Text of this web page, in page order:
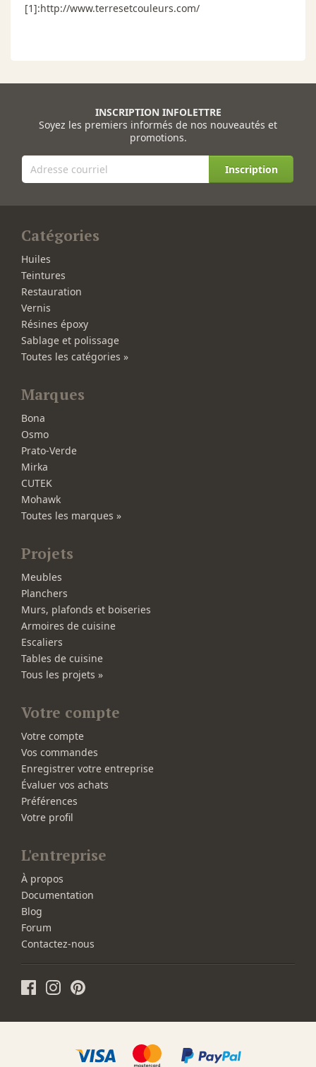
[1]:http://www.terresetcouleurs.com/
INSCRIPTION INFOLETTRE
Soyez les premiers informés de nos nouveautés et
promotions.
Inscription
Catégories
Huiles
Teintures
Restauration
Vernis
Résines époxy
Sablage et polissage
Toutes les catégories »
Marques
Bona
Osmo
Prato-Verde
Mirka
CUTEK
Mohawk
Toutes les marques »
Projets
Meubles
Planchers
Murs, plafonds et boiseries
Armoires de cuisine
Escaliers
Tables de cuisine
Tous les projets »
Votre compte
Votre compte
Vos commandes
Enregistrer votre entreprise
Évaluer vos achats
Préférences
Votre profil
L'entreprise
À propos
Documentation
Blog
Forum
Contactez-nous